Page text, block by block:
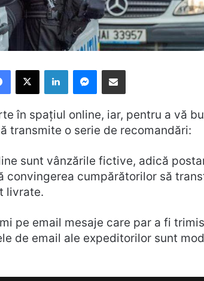
Facebook
X LinkedInMessenger
Distribuie prin mail
în spațiul online, iar, pentru a vă
transmite o serie de recomandări:
sunt vânzările fictive, adică
convingerea cumpărătorilor să
livrate.
pe email mesaje care par a fi
de email ale expeditorilor sunt